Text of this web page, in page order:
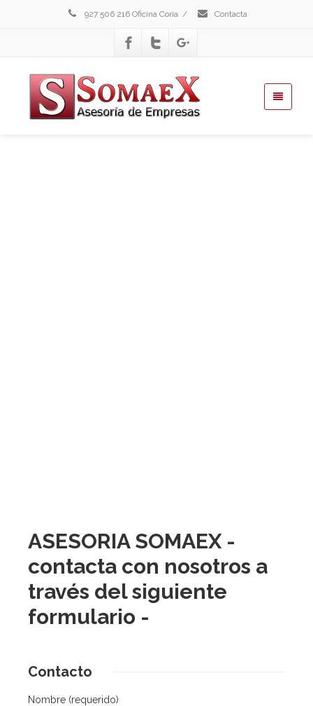
927 506 216 Oficina Coria / Contacta
ASESORIA SOMAEX -
contacta con nosotros a
través del siguiente
formulario -
Contacto
Nombre (requerido)